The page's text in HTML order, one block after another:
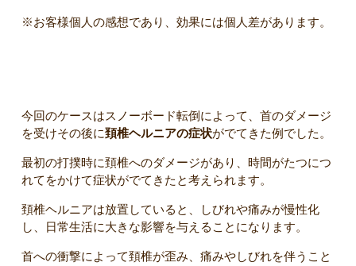
※お客様個人の感想であり、効果には個人差があります。
今回のケースはスノーボード転倒によって、首のダメージ
を受けその後に頚椎ヘルニアの症状がでてきた例でした。
最初の打撲時に頚椎へのダメージがあり、時間がたつにつ
れてをかけて症状がでてきたと考えられます。
頚椎ヘルニアは放置していると、しびれや痛みが慢性化
し、日常生活に大きな影響を与えることになります。
首への衝撃によって頚椎が歪み、痛みやしびれを伴うこと